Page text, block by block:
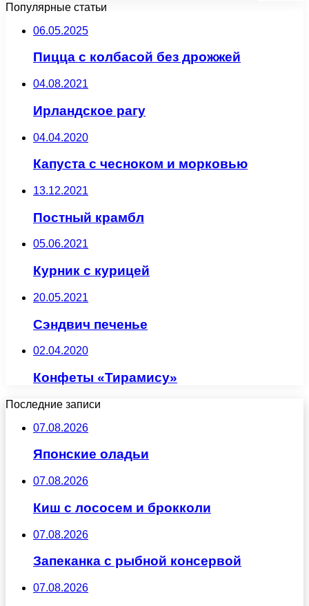
Популярные статьи
06.05.2025
Пицца с колбасой без дрожжей
04.08.2021
Ирландское рагу
04.04.2020
Капуста с чесноком и морковью
13.12.2021
Постный крамбл
05.06.2021
Курник с курицей
20.05.2021
Сэндвич печенье
02.04.2020
Конфеты «Тирамису»
Последние записи
07.08.2026
Японские оладьи
07.08.2026
Киш с лососем и брокколи
07.08.2026
Запеканка с рыбной консервой
07.08.2026